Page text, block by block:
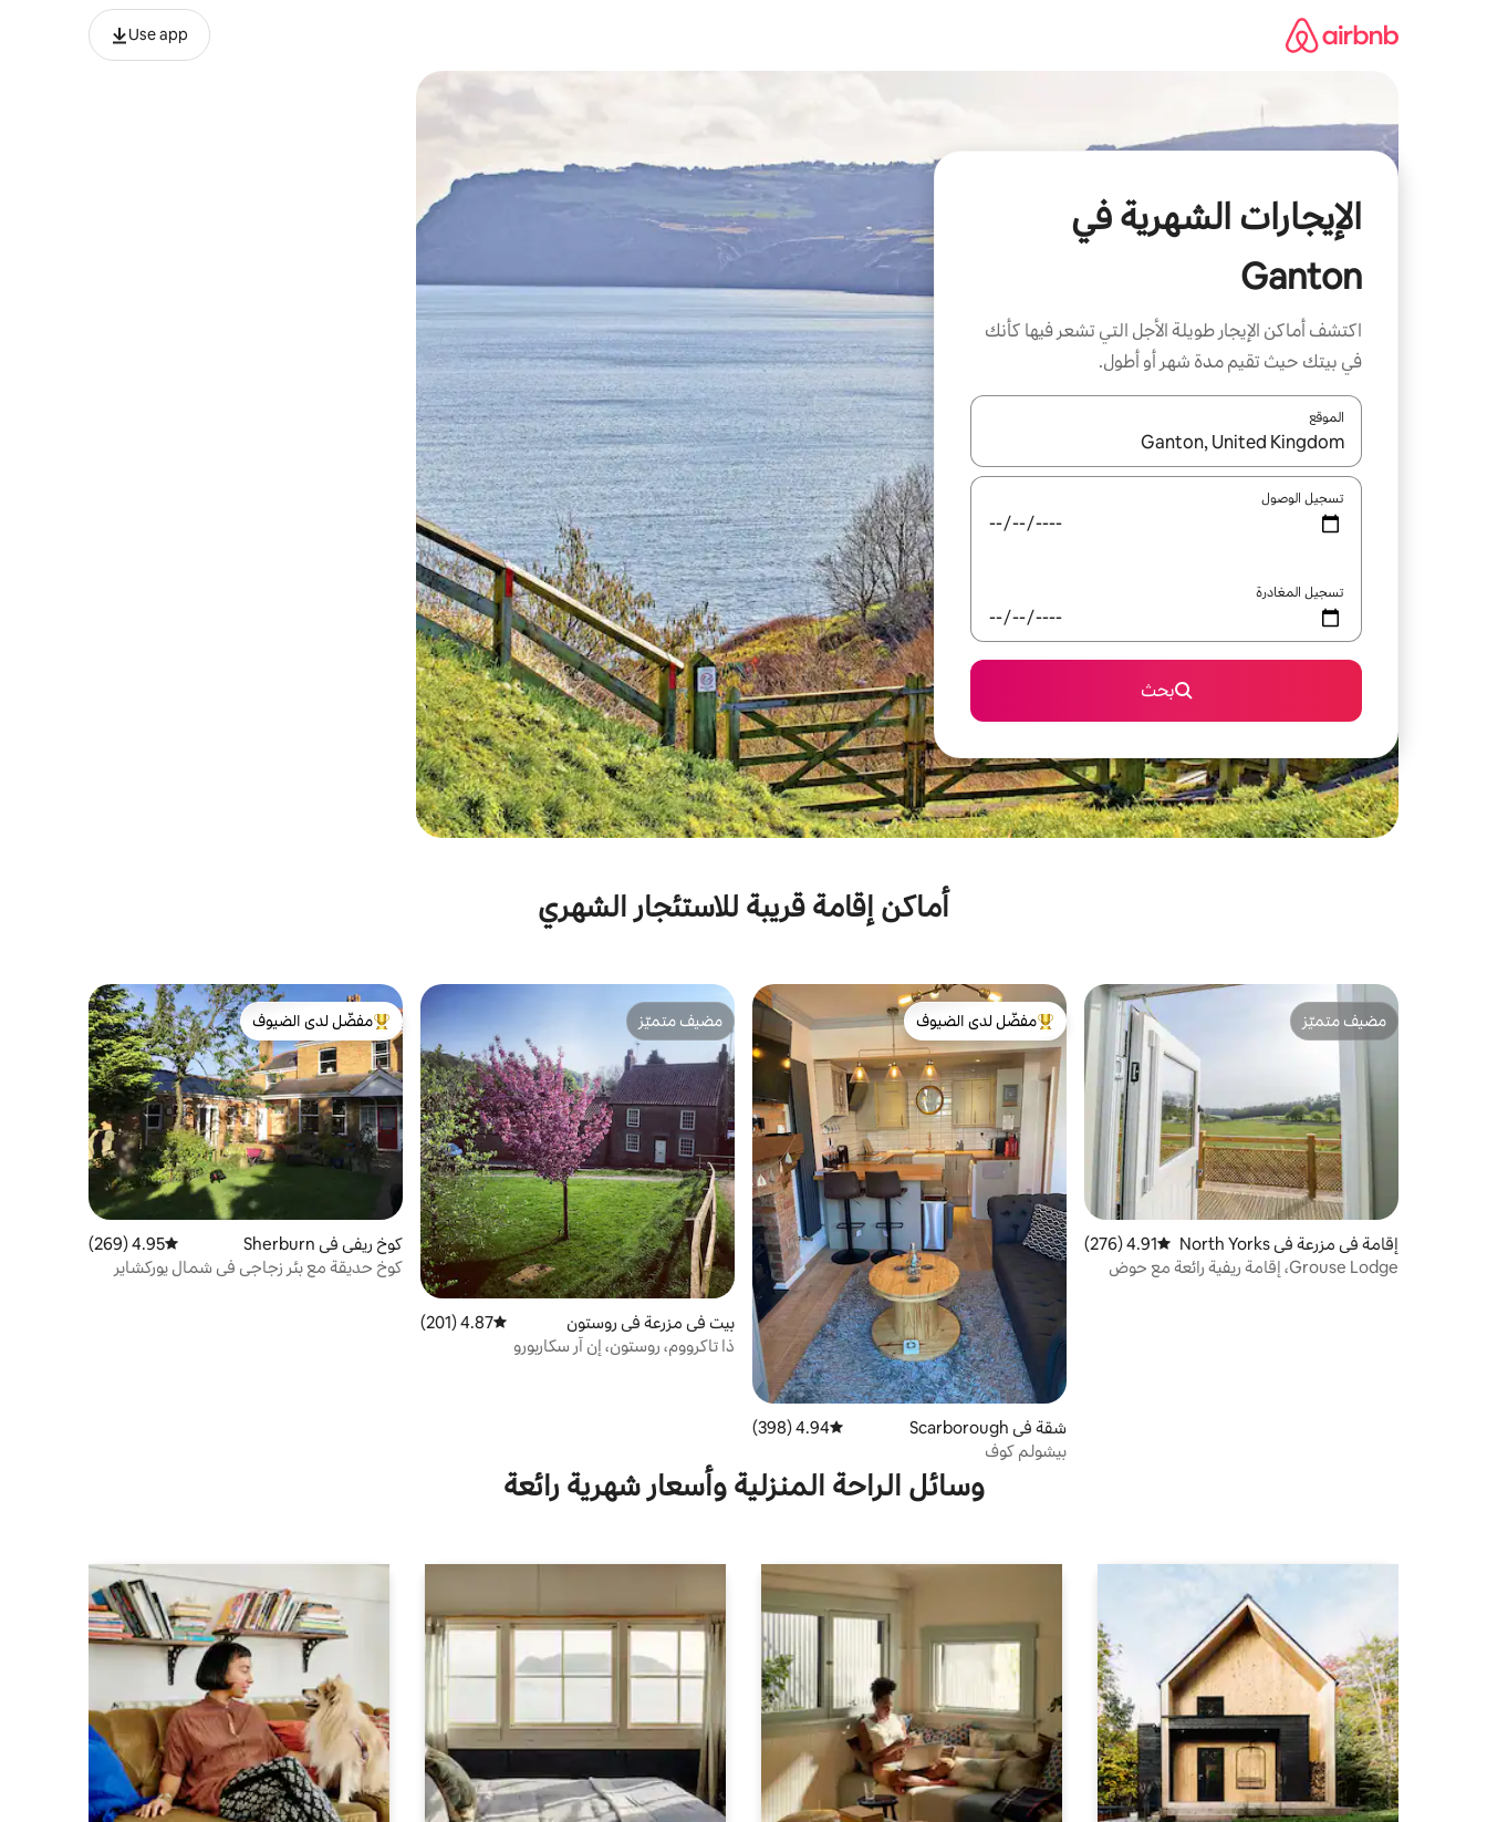
Use app
الإيجارات الشهرية في
Ganton
اكتشف أماكن الإيجار طويلة الأجل التي تشعر فيها كأنك
في بيتك حيث تقيم مدة شهر أو أطول.
الموقع
عند توفر النتائج، انتقل باستخدام السهمين لأعلى ولأسفل أو استكشف عن طريق اللمس أو السحب.
تسجيل الوصول
تسجيل المغادرة
بحث
أماكن إقامة قريبة للاستئجار الشهري
مضيف متميّز
مضيف متميّز
إقامة في مزرعة في North Yorks
hire
متوسط التقييم 4.91 من 5، 276 مراجعات
4.91 (276)
Grouse Lodge، إقامة ريفية رائعة مع حوض
من أبرز البيوت المفضّلة لدى الضيوف
مفضّل لدى الضيوف
شقة في Scarborough متوسط التقييم 4.94 من 5، 398 مراجعات
4.94 (398)
بيشولم كوف
مضيف متميّز
مضيف متميّز
بيت في مزرعة في روستون متوسط التقييم 4.87 من 5، 201 مراجعات
4.87 (201)
ذا تاكرووم، روستون، إن آر سكاربورو
من أبرز البيوت المفضّلة لدى الضيوف
مفضّل لدى الضيوف
كوخ ريفي في Sherburn متوسط التقييم 4.95 من 5، 269 مراجعات
4.95 (269)
كوخ حديقة مع بئر زجاجي في شمال يوركشاير
وسائل الراحة المنزلية وأسعار شهرية رائعة